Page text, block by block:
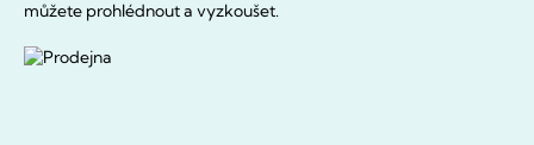
můžete prohlédnout a vyzkoušet.